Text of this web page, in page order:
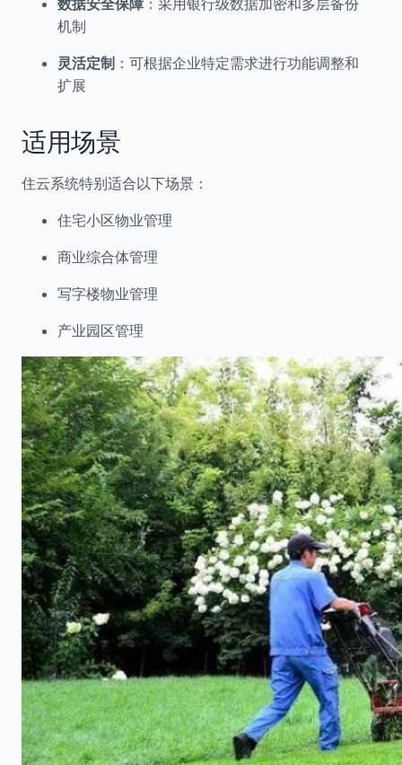
数据安全保障 ：采用银行级数据加密和多层备份
机制
灵活定制 ：可根据企业特定需求进行功能调整和
扩展
适用场景
住云系统特别适合以下场景：
住宅小区物业管理
商业综合体管理
写字楼物业管理
产业园区管理